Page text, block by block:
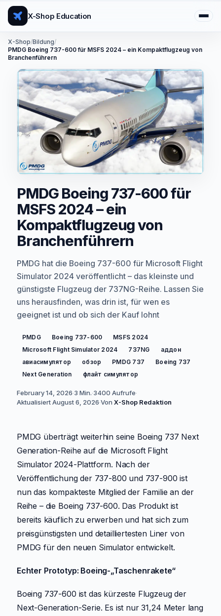
X-Shop Education
X-Shop/Bildung/
PMDG Boeing 737-600 für MSFS 2024 – ein Kompaktflugzeug von
Branchenführern
PMDG Boeing 737-600 für
MSFS 2024 – ein
Kompaktflugzeug von
Branchenführern
PMDG hat die Boeing 737-600 für Microsoft Flight
Simulator 2024 veröffentlicht – das kleinste und
günstigste Flugzeug der 737NG-Reihe. Lassen Sie
uns herausfinden, was drin ist, für wen es
geeignet ist und ob sich der Kauf lohnt
PMDG Boeing 737-600
MSFS 2024
Microsoft Flight Simulator 2024
737NG
аддон
авиасимулятор
обзор PMDG 737
Boeing 737
Next Generation
флайт симулятор
February 14, 2026·3 Min.·3400 Aufrufe·
AktualisiertAugust 6, 2026·Von X-Shop Redaktion
PMDG überträgt weiterhin seine Boeing 737 Next
Generation-Reihe auf die Microsoft Flight
Simulator 2024-Plattform. Nach der
Veröffentlichung der 737-800 und 737-900 ist
nun das kompakteste Mitglied der Familie an der
Reihe – die Boeing 737-600. Das Produkt ist
bereits käuflich zu erwerben und hat sich zum
preisgünstigsten und detailliertesten Liner von
PMDG für den neuen Simulator entwickelt.
Echter Prototyp: Boeing-„Taschenrakete“
Boeing 737-600 ist das kürzeste Flugzeug der
Next-Generation-Serie. Es ist nur 31,24 Meter lang